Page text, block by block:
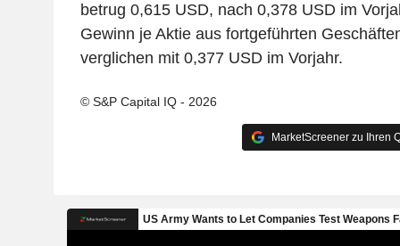
betrug 0,615 USD, nach 0,378 USD im
Gewinn je Aktie aus fortgeführten
verglichen mit 0,377 USD im Vorjahr.
© S&P Capital IQ - 2026
MarketScreener zu Ihren